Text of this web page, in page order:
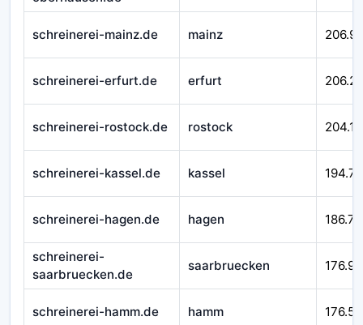
schreinerei-mainz.de mainz
schreinerei-erfurt.de erfurt
schreinerei-rostock.de rostock
schreinerei-kassel.de kassel
schreinerei-hagen.de hagen
schreinerei-
saarbruecken.de
saarbruecken
schreinerei-hamm.de hamm